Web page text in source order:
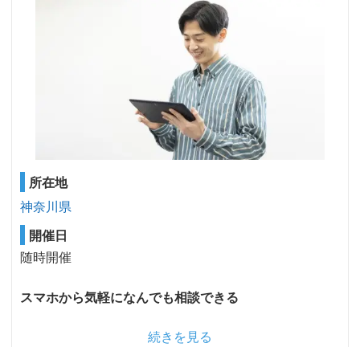
所在地
神奈川県
開催日
随時開催
スマホから気軽になんでも相談できる
続きを見る